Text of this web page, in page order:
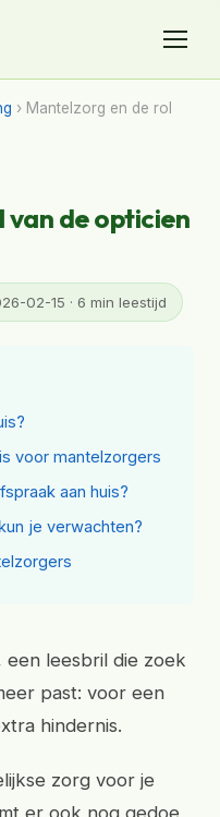
› Mantelzorg en de rol
van de opticien
02-15 · 6 min leestijd
voor mantelzorgers
aan huis?
je verwachten?
leesbril die zoek
past: voor een
hindernis.
zorg voor je
er ook nog gedoe